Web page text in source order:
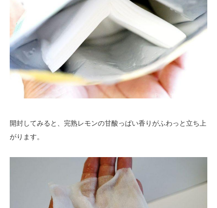
開封してみると、完熟レモンの甘酸っぱい香りがふわっと立ち上
がります。